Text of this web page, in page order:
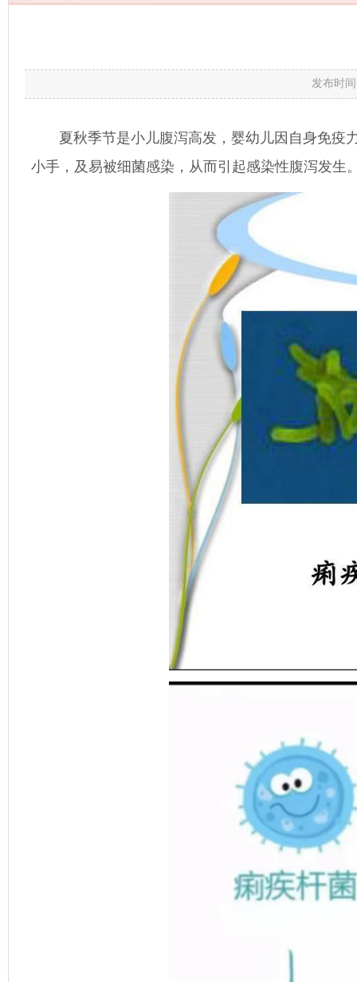
发布时
夏秋季节是小儿腹泻高发，婴幼儿因自身免疫
小手，及易被细菌感染，从而引起感染性腹泻发生